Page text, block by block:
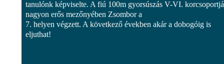
tanulónk képviselte. A fiú 100m gyorsúszás V-VI.
nagyon erős mezőnyében Zsombor a
7. helyen végzett. A következő években akár a dobogóig is
eljuthat!